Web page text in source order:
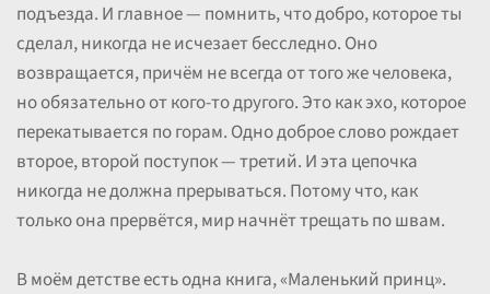
подъезда. И главное — помнить, что добро, которое ты
сделал, никогда не исчезает бесследно. Оно
возвращается, причём не всегда от того же человека,
но обязательно от кого-то другого. Это как эхо, которое
перекатывается по горам. Одно доброе слово рождает
второе, второй поступок — третий. И эта цепочка
никогда не должна прерываться. Потому что, как
только она прервётся, мир начнёт трещать по швам.
В моём детстве есть одна книга, «Маленький принц».